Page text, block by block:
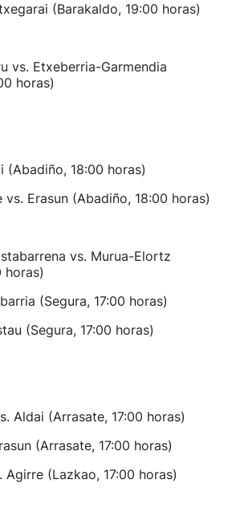
(Barakaldo, 19:00 horas)
vs. Etxeberria-Garmendia
horas)
(Abadiño, 18:00 horas)
vs. Erasun (Abadiño, 18:00 horas)
vs. Murua-Elortz
horas)
(Segura, 17:00 horas)
(Segura, 17:00 horas)
Aldai (Arrasate, 17:00 horas)
(Arrasate, 17:00 horas)
Agirre (Lazkao, 17:00 horas)